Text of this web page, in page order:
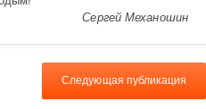
Сергей Механошин
Следующая публикация